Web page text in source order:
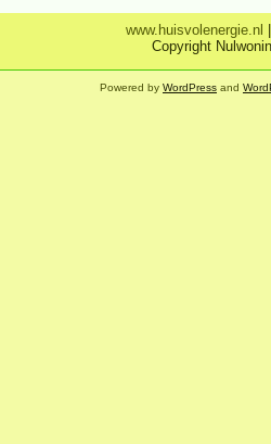
www.huisvolenergie.nl
Copyright
Powered by WordPress and